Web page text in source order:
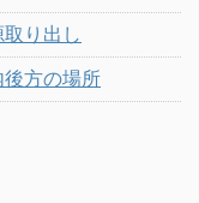
り出し
方の場所